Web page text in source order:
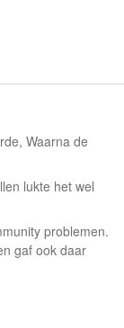
Waarna de
lukte het wel
problemen.
gaf ook daar